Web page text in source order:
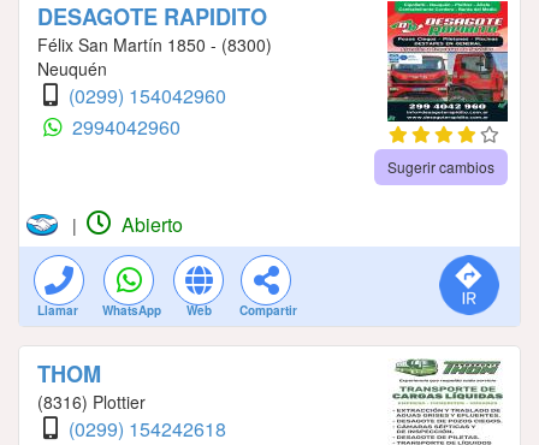
DESAGOTE RAPIDITO
Félix San Martín 1850 - (8300)
Neuquén
(0299) 154042960
2994042960
Sugerir cambios
| Abierto
Llamar WhatsApp Web Compartir
THOM
(8316) Plottier
(0299) 154242618